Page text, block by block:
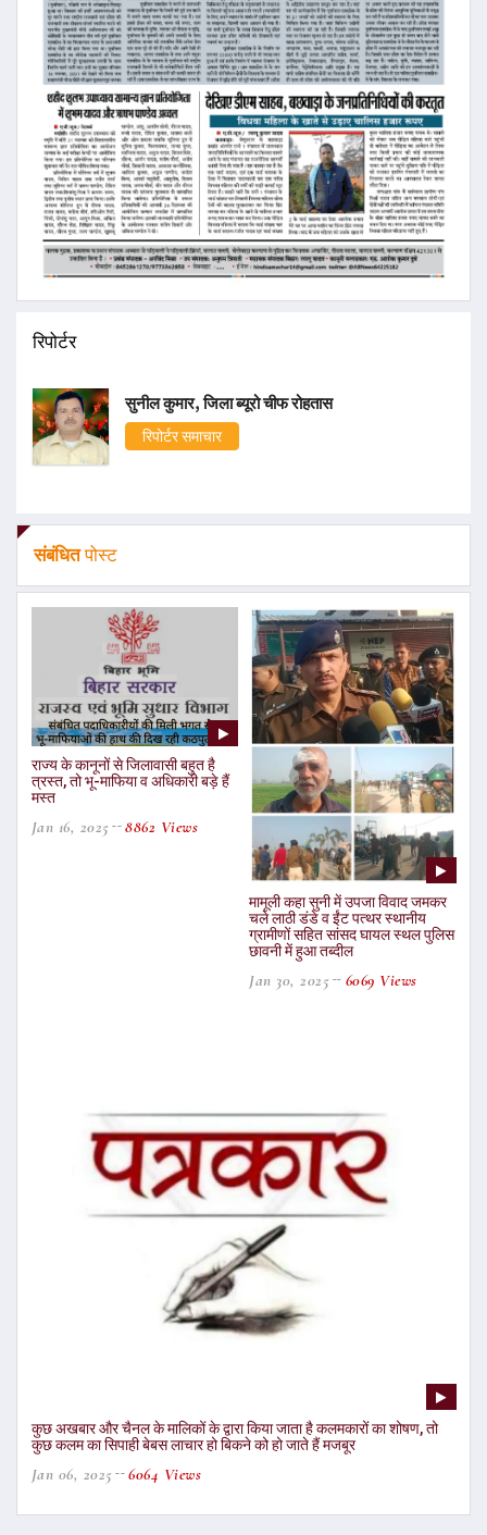
रिपोर्टर
सुनील कुमार, जिला ब्यूरो चीफ रोहतास
रिपोर्टर समाचार
संबंधितपोस्ट
राज्य के कानूनों से जिलावासी बहुत है
त्रस्त, तो भू-माफिया व अधिकारी बड़े हैं
मस्त
Jan 16, 2025 8862 Views
मामूली कहा सुनी में उपजा विवाद जमकर
चले लाठी डंडे व ईंट पत्थर स्थानीय
ग्रामीणों सहित सांसद घायल स्थल पुलिस
छावनी में हुआ तब्दील
Jan 30, 2025 6069 Views
कुछ अखबार और चैनल के मालिकों के द्वारा किया जाता है कलमकारों का शोषण, तो
कुछ कलम का सिपाही बेबस लाचार हो बिकने को हो जाते हैं मजबूर
Jan 06, 2025 6064 Views